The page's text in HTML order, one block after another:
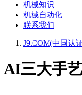
机械知识
机械自动化
联系我们
J9.COM(中国认
AI三大手